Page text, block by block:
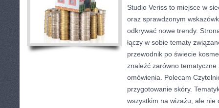
Studio Veriss to miejsce w
oraz sprawdzonym
odkrywać nowe trendy.
łączy w sobie tematy
przewodnik po świecie
znaleźć zarówno
omówienia. Polecam
przygotowanie skóry.
wszystkim na wizażu, ale nie